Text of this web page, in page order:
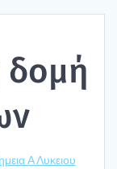
δομή
Α Λυκειου